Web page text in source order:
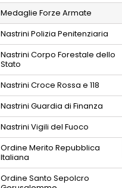
Medaglie Forze Armate
Nastrini Polizia Penitenziaria
Nastrini Corpo Forestale dello
Stato
Nastrini Croce Rossa e 118
Nastrini Guardia di Finanza
Nastrini Vigili del Fuoco
Ordine Merito Repubblica
Italiana
Ordine Santo Sepolcro